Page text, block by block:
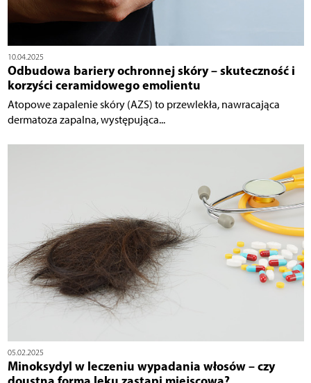
10.04.2025
Odbudowa bariery ochronnej skóry – skuteczność i
korzyści ceramidowego emolientu
Atopowe zapalenie skóry (AZS) to przewlekła, nawracająca
dermatoza zapalna, występująca...
05.02.2025
Minoksydyl w leczeniu wypadania włosów – czy